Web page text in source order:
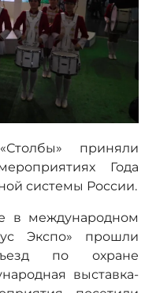
приняли
Года
системы России.
в международном
Экспо» прошли
по охране
выставка-